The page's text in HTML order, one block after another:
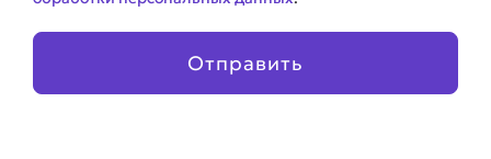
Отправить